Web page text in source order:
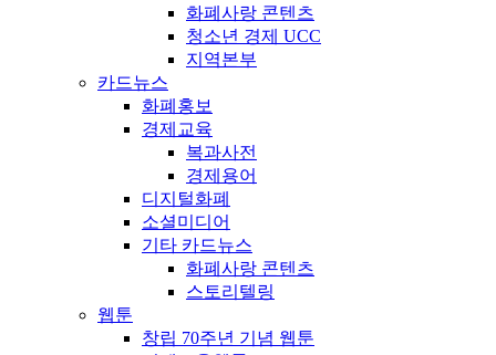
화폐사랑 콘텐츠
청소년 경제 UCC
지역본부
카드뉴스
화폐홍보
경제교육
복과사전
경제용어
디지털화폐
소셜미디어
기타 카드뉴스
화폐사랑 콘텐츠
스토리텔링
웹툰
창립 70주년 기념 웹툰